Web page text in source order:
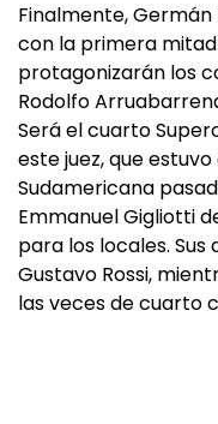
Finalmente,
con la primera
protagonizarán los
Rodolfo
Será el cuarto
este juez, que
Sudamericana
Emmanuel Gigliotti
para los locales.
Gustavo Rossi,
las veces de cuarto